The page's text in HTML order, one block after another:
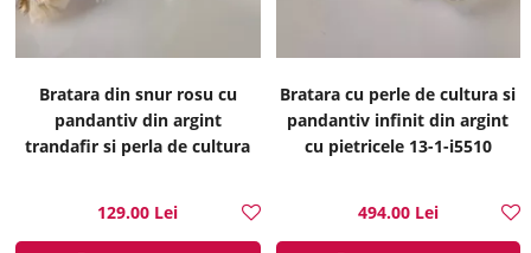
Bratara din snur rosu cu
pandantiv din argint
trandafir si perla de cultura
129.00 Lei
Bratara cu perle de cultura si
pandantiv infinit din argint
cu pietricele 13-1-i5510
494.00 Lei